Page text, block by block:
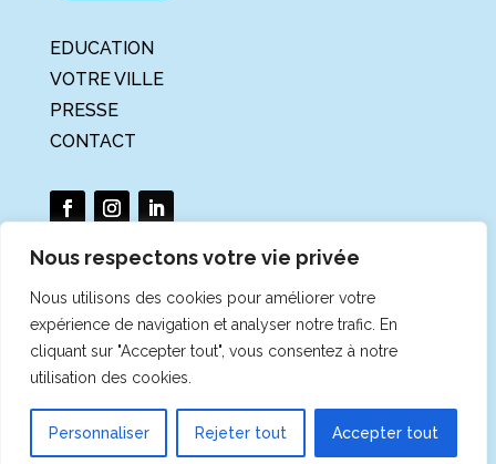
Nous respectons votre vie privée
Nous utilisons des cookies pour améliorer votre
expérience de navigation et analyser notre trafic. En
cliquant sur "Accepter tout", vous consentez à notre
utilisation des cookies.
Personnaliser Rejeter tout Accepter tout
EDUCATION
VOTRE VILLE
PRESSE
CONTACT
La Tournée du Climat et de la
Biodiversité est un projet porté par
l'association Météo et Climat
légales|Données personnelles